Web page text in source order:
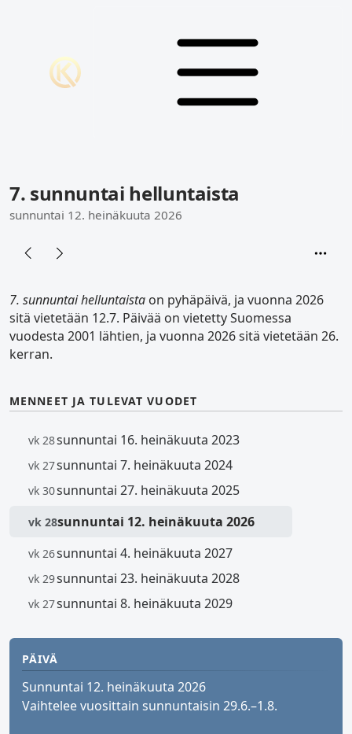
7. sunnuntai helluntaista
sunnuntai 12. heinäkuuta 2026
7. sunnuntai helluntaista on pyhäpäivä, ja vuonna 2026
sitä vietetään 12.7. Päivää on vietetty Suomessa
vuodesta 2001 lähtien, ja vuonna 2026 sitä vietetään 26.
kerran.
MENNEET JA TULEVAT VUODET
vk 28sunnuntai 16. heinäkuuta 2023
vk 27sunnuntai 7. heinäkuuta 2024
vk 30sunnuntai 27. heinäkuuta 2025
vk 28sunnuntai 12. heinäkuuta 2026
vk 26sunnuntai 4. heinäkuuta 2027
vk 29sunnuntai 23. heinäkuuta 2028
vk 27sunnuntai 8. heinäkuuta 2029
PÄIVÄ
Sunnuntai 12. heinäkuuta 2026
Vaihtelee vuosittain sunnuntaisin 29.6.–1.8.